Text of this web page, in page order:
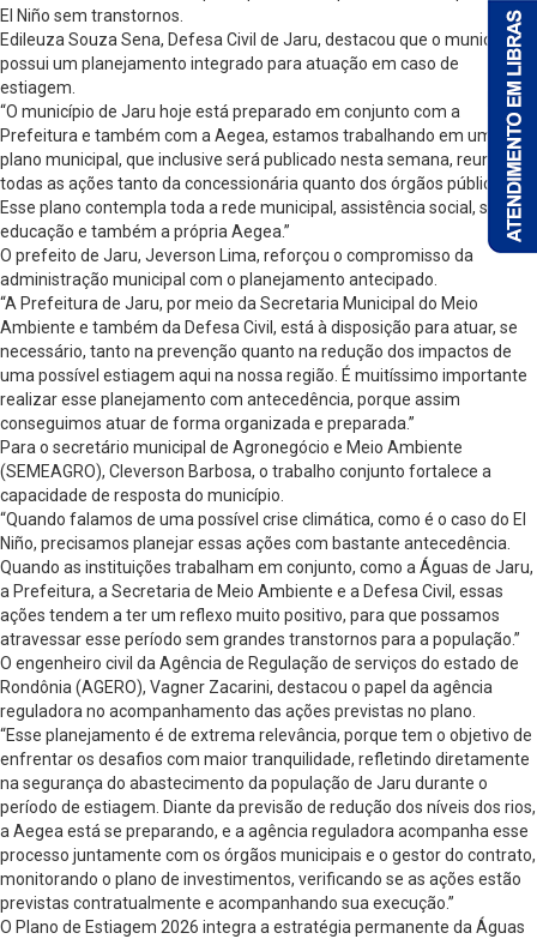
El Niño sem transtornos.
Edileuza Souza Sena, Defesa Civil de Jaru, destacou que o município já
possui um planejamento integrado para atuação em caso de
estiagem.
“O município de Jaru hoje está preparado em conjunto com a
Prefeitura e também com a Aegea, estamos trabalhando em um
plano municipal, que inclusive será publicado nesta semana, reunindo
todas as ações tanto da concessionária quanto dos órgãos públicos.
Esse plano contempla toda a rede municipal, assistência social, saúde,
educação e também a própria Aegea.”
O prefeito de Jaru, Jeverson Lima, reforçou o compromisso da
administração municipal com o planejamento antecipado.
“A Prefeitura de Jaru, por meio da Secretaria Municipal do Meio
Ambiente e também da Defesa Civil, está à disposição para atuar, se
necessário, tanto na prevenção quanto na redução dos impactos de
uma possível estiagem aqui na nossa região. É muitíssimo importante
realizar esse planejamento com antecedência, porque assim
conseguimos atuar de forma organizada e preparada.”
Para o secretário municipal de Agronegócio e Meio Ambiente
(SEMEAGRO), Cleverson Barbosa, o trabalho conjunto fortalece a
capacidade de resposta do município.
“Quando falamos de uma possível crise climática, como é o caso do El
Niño, precisamos planejar essas ações com bastante antecedência.
Quando as instituições trabalham em conjunto, como a Águas de Jaru,
a Prefeitura, a Secretaria de Meio Ambiente e a Defesa Civil, essas
ações tendem a ter um reflexo muito positivo, para que possamos
atravessar esse período sem grandes transtornos para a população.”
O engenheiro civil da Agência de Regulação de serviços do estado de
Rondônia (AGERO), Vagner Zacarini, destacou o papel da agência
reguladora no acompanhamento das ações previstas no plano.
“Esse planejamento é de extrema relevância, porque tem o objetivo de
enfrentar os desafios com maior tranquilidade, refletindo diretamente
na segurança do abastecimento da população de Jaru durante o
período de estiagem. Diante da previsão de redução dos níveis dos rios,
a Aegea está se preparando, e a agência reguladora acompanha esse
processo juntamente com os órgãos municipais e o gestor do contrato,
monitorando o plano de investimentos, verificando se as ações estão
previstas contratualmente e acompanhando sua execução.”
O Plano de Estiagem 2026 integra a estratégia permanente da Águas